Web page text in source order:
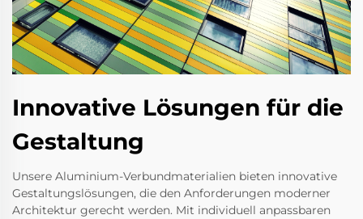
Innovative Lösungen für die
Gestaltung
Unsere Aluminium-Verbundmaterialien bieten innovative
Gestaltungslösungen, die den Anforderungen moderner
Architektur gerecht werden. Mit individuell anpassbaren